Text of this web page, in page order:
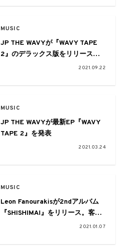
MUSIC
JP THE WAVYが『WAVY TAPE
2』のデラックス版をリリース。
¥ellow Bucks、T-Pablow、BIMら
2021.09.22
MUSIC
JP THE WAVYが最新EP『WAVY
TAPE 2』を発表
2021.03.24
MUSIC
Leon Fanourakisが2ndアルバム
『SHISHIMAI』をリリース。客演
はWILYWNKA、JP THE WAVY、
2021.01.07